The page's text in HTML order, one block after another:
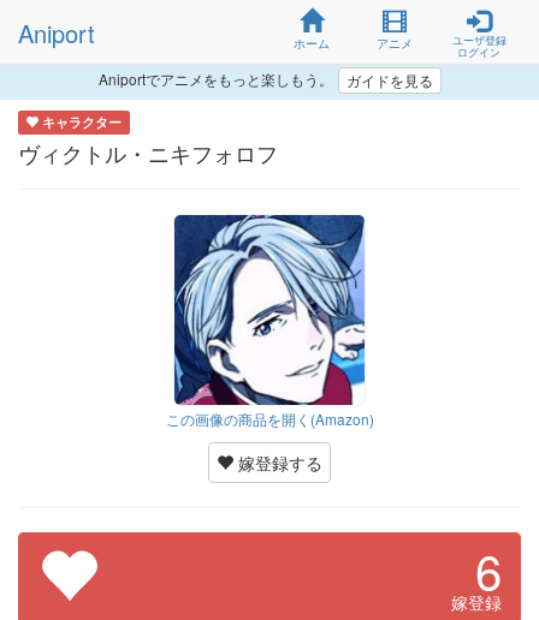
Aniport ホーム アニメ
ユーザ登録
ログイン
Aniportでアニメをもっと楽しもう。 ガイドを見る
キャラクター
ヴィクトル・ニキフォロフ
この画像の商品を開く(Amazon)
嫁登録する
6
嫁登録